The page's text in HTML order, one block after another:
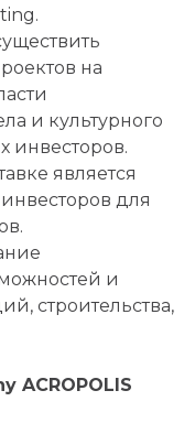
на
и культурного
инвесторов.
является
для
и
строительства,
ACROPOLIS